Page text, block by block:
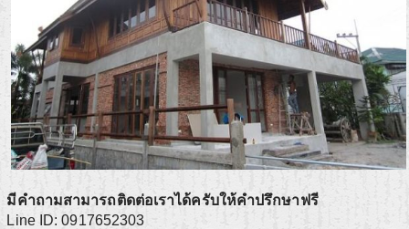
มีคำถามสามารถติดต่อเราได้ครับให้คำปรึกษาฟรี
Line ID: 0917652303